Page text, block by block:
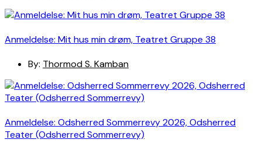
Anmeldelse: Mit hus min drøm, Teatret Gruppe 38
By: Thormod S. Kamban
Anmeldelse: Odsherred Sommerrevy 2026, Odsherred
Teater (Odsherred Sommerrevy)